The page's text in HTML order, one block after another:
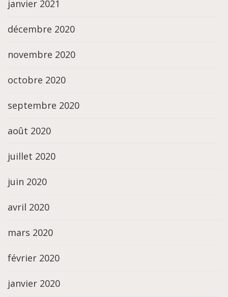
janvier 2021
décembre 2020
novembre 2020
octobre 2020
septembre 2020
août 2020
juillet 2020
juin 2020
avril 2020
mars 2020
février 2020
janvier 2020